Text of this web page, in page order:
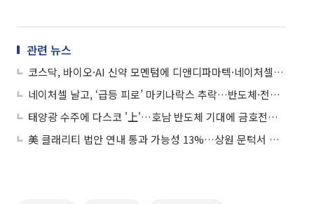
관련 뉴스
코스닥, 바이오·AI 신약 모멘텀에 디앤디파마텍·네이처셀 급등
네이처셀 날고, ‘급등 피로’ 마키나락스 추락…반도체·전력주 랠리
태양광 수주에 다스코 '上'…호남 반도체 기대에 금호전기도 급등
美 클래리티 법안 연내 통과 가능성 13%…상원 문턱서 제동